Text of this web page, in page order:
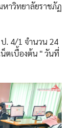
วิทยาลัยราชภัฏ
. 4/1 จำนวน 24
ตเบื้องต้น " วันที่